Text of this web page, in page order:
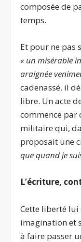
composée de
temps.
Et pour ne pas
« un misérable
araignée
cadenassé, il
libre. Un acte
commence par
militaire qui,
proposait une
que quand je
L’écriture,
Cette liberté lui
imagination et
à faire passer